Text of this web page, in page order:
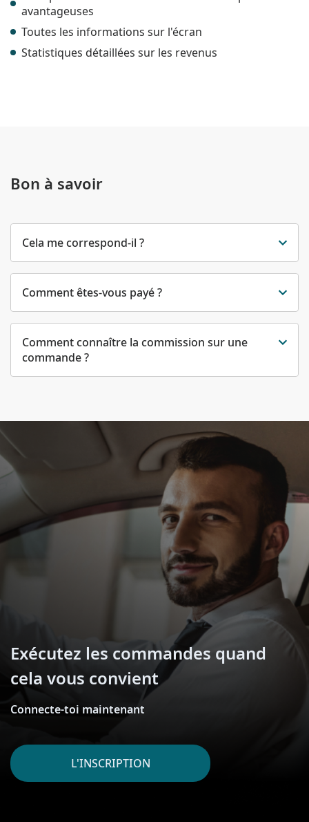
avantageuses
Toutes les informations sur l'écran
Statistiques détaillées sur les revenus
Bon à savoir
Cela me correspond-il ?
Comment êtes-vous payé ?
Comment connaître la commission sur une
commande ?
Exécutez les commandes quand
cela vous convient
Connecte-toi maintenant
L'INSCRIPTION